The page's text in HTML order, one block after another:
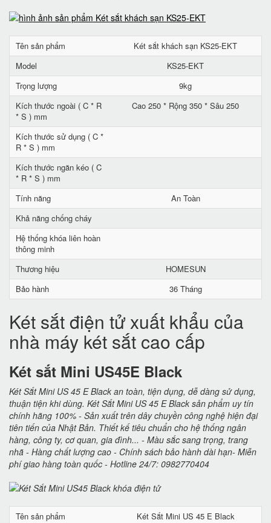
Tên sản phẩm
Két sắt khách sạn KS25-EKT
Model
KS25-EKT
Trọng lượng
9kg
Kích thước ngoài ( C * R
* S ) mm
Cao 250 * Rộng 350 * Sâu 250
Kích thước sử dụng ( C *
R * S ) mm
Kích thước ngăn kéo ( C
* R * S ) mm
Tính năng
An Toàn
Khả năng chống cháy
Hệ thống khóa liên hoàn
thông minh
Thương hiệu
HOMESUN
Bảo hành
36 Tháng
Két sắt điện tử xuất khẩu của
nhà máy két sắt cao cấp
Két sắt Mini US45E Black
Két Sắt Mini US 45 E Black an toàn, tiện dụng, dễ dàng sử dụng,
thuận tiện khi dùng. Két Sắt Mini US 45 E Black sản phẩm uy tín
chính hãng 100% - Sản xuất trên dây chuyền công nghệ hiện đại
tiên tiến của Nhật Bản. Thiết kế tiêu chuẩn cho hệ thống ngân
hàng, công ty, cơ quan, gia đình... - Màu sắc sang trọng, trang
nhã - Hàng chất lượng cao - Chính sách bảo hành dài hạn- Miễn
phí giao hàng toàn quốc - Hotline 24/7: 0982770404
Tên sản phẩm
Két Sắt Mini US 45 E Black